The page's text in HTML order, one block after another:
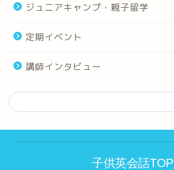
ジュニアキャンプ・親子留学
定期イベント
講師インタビュー
子供英会話TOP